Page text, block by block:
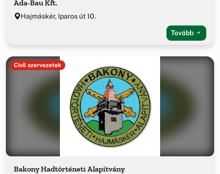
Ada-Bau Kft.
Hajmáskér, Iparos út 10.
Tovább
Civil szervezetek
Bakony Hadtörténeti Alapítvány